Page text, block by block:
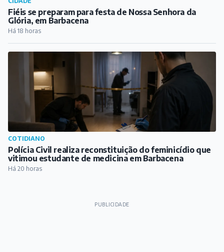
COTIDIANO
Polícia Civil realiza reconstituição do feminicídio que
vitimou estudante de medicina em Barbacena
Há 20 horas
PUBLICIDADE